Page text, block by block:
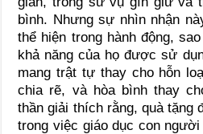
bình. Nhưng sự nhìn nhận
thể hiện trong hành động,
khả năng của họ được sử
mang trật tự thay cho hỗn
chia rẽ, và hòa bình thay
thần giải thích rằng, quà tặng
trong việc giáo dục con